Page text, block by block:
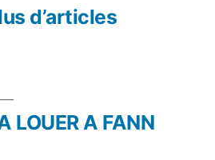
d’articles
Article
suivant :
LOUER A FANN